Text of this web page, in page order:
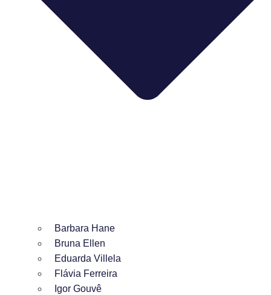
Barbara Hane
Bruna Ellen
Eduarda Villela
Flávia Ferreira
Igor Gouvê